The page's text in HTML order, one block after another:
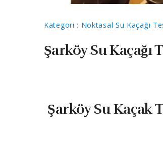
Kategori : Noktasal Su Kaçağı
Şarköy Su Kaçağı
Şarköy Su Kaçak